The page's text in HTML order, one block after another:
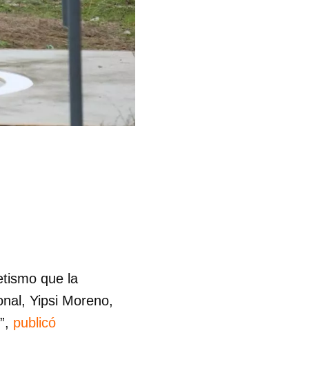
que la
Yipsi Moreno,
publicó